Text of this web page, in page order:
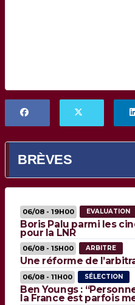
BRÈVES
06/08 - 19H00 EVALUATION
Boris Palu parmi les
pour la LNR
06/08 - 15H00 ARBITRE
Une réforme de
06/08 - 11H00 SÉLECTION
Ben Youngs :
la France est parfois